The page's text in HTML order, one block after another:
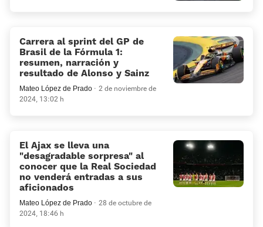
Carrera al sprint del GP de
Brasil de la Fórmula 1:
resumen, narración y
resultado de Alonso y Sainz
Mateo López de Prado
2 de noviembre de
2024, 13:02 h
El Ajax se lleva una
“desagradable sorpresa” al
conocer que la Real Sociedad
no venderá entradas a sus
aficionados
Mateo López de Prado
28 de octubre de
2024, 18:46 h